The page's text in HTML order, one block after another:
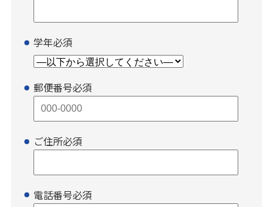
学年必須
郵便番号必須
ご住所必須
電話番号必須